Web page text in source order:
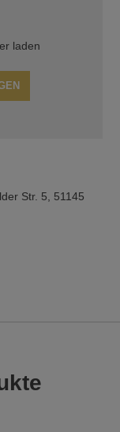
laden
Str. 5, 51145